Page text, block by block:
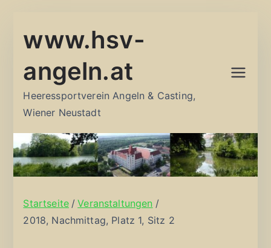
Inhalt
www.hsv-
angeln.at
Heeressportverein Angeln & Casting,
Wiener Neustadt
Startseite
Veranstaltungen
2018, Nachmittag, Platz 1, Sitz 2